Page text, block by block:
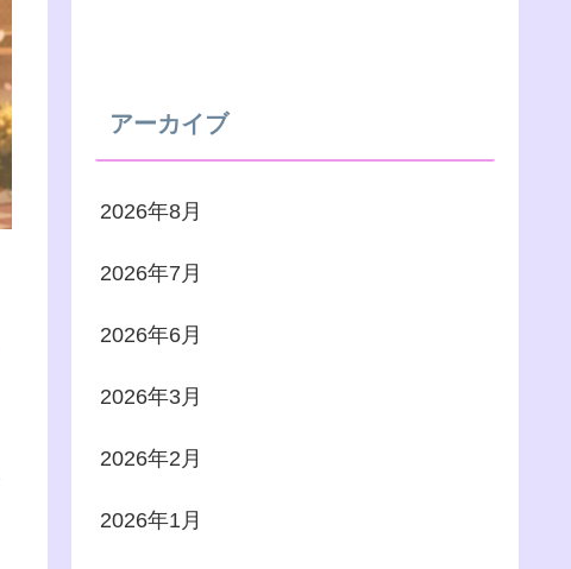
アーカイブ
2026年8月
2026年7月
2026年6月
2026年3月
2026年2月
2026年1月